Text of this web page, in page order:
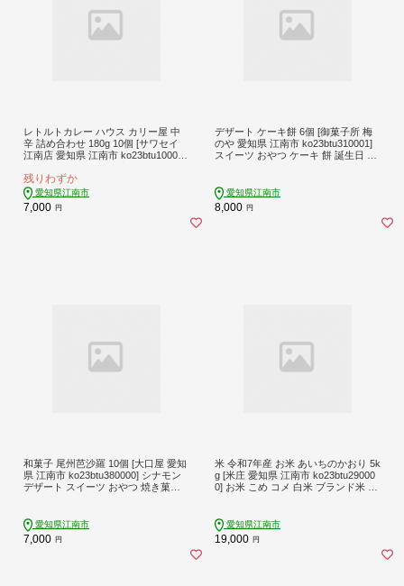
レトルトカレー ハウス カリー屋 中
辛 詰め合わせ 180g 10個 [サワセイ
江南店 愛知県 江南市 ko23btu10000
惣菜 簡単 時短 お手軽 便利 簡単調理
ストック 小分け 美味しい 常温保存
残りわずか
愛知県江南市
7,000 円
デザート ケーキ餅 6個 [御菓子所 梅
のや 愛知県 江南市 ko23btu310001]
スイーツ おやつ ケーキ 餅 誕生日 ク
愛知県江南市
8,000 円
和菓子 尾州芭沙羅 10個 [大口屋 愛知
県 江南市 ko23btu380000] シナモン
デザート スイーツ おやつ 焼き菓子
愛知県江南市
7,000 円
米 令和7年産 お米 あいちのかおり 5k
g [米庄 愛知県 江南市 ko23btu29000
0] お米 こめ コメ 白米 ブランド米 国
愛知県江南市
19,000 円